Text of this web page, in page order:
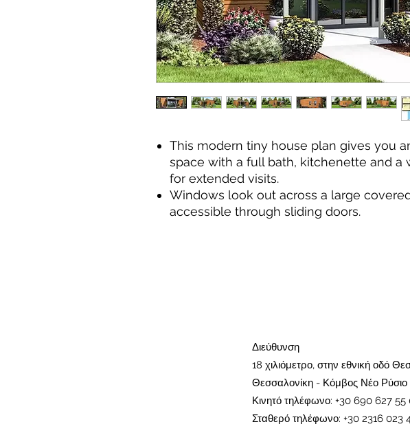
This modern tiny house plan gives you
space with a full bath, kitchenette and a
for extended visits.
Windows look out across a large
accessible through sliding doors.
Διεύθυνση​
18 χιλιόμετρο, στην εθνική οδό
Θεσσαλονίκη - Κόμβος Νέο Ρύσιο
Κινητό τηλέφωνο: +30 690 627
Σταθερό τηλέφωνο: +30 2316 023